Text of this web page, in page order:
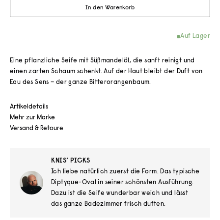
In den Warenkorb
Auf Lager
Eine pflanzliche Seife mit Süßmandelöl, die sanft reinigt und
einen zarten Schaum schenkt. Auf der Haut bleibt der Duft von
Eau des Sens – der ganze Bitterorangenbaum.
Artikeldetails
Mehr zur Marke
Versand & Retoure
KNIS’ PICKS
Ich liebe natürlich zuerst die Form. Das typische
Diptyque-Oval in seiner schönsten Ausführung.
Dazu ist die Seife wunderbar weich und lässt
das ganze Badezimmer frisch duften.